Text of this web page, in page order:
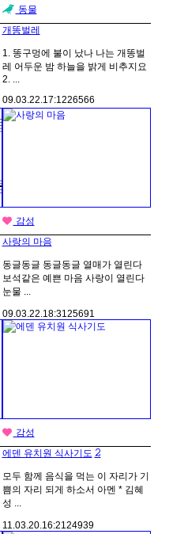
동물
개똥벌레
1. 똥구멍에 불이 났나 나는 개똥벌
레 어두운 밤 하늘을 밝게 비추지요
2. ...
09.03.22.17:1226566
감성
사랑의 마음
동글동글 동글동글 열매가 열린다
보석같은 예쁜 마음 사랑이 열린다
눈물 ...
09.03.22.18:3125691
감성
에덴 유치원 식사기도 2
모두 함께 음식을 먹는 이 자리가 기
쁨의 자리 되게 하소서 아멘 * 김혜
성 ...
11.03.20. 16:21 24939